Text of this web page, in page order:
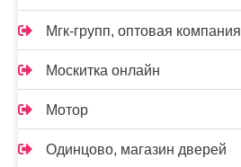
Мгк-групп, оптовая компания
Москитка онлайн
Мотор
Одинцово, магазин дверей